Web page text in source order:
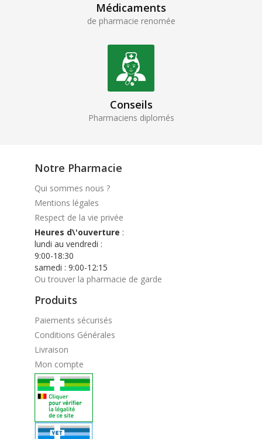
Médicaments
de pharmacie renomée
Conseils
Pharmaciens diplomés
Notre Pharmacie
Qui sommes nous ?
Mentions légales
Respect de la vie privée
Heures d\'ouverture :
lundi au vendredi :
9:00-18:30
samedi : 9:00-12:15
Ou trouver la pharmacie de garde
Produits
Paiements sécurisés
Conditions Générales
Livraison
Mon compte